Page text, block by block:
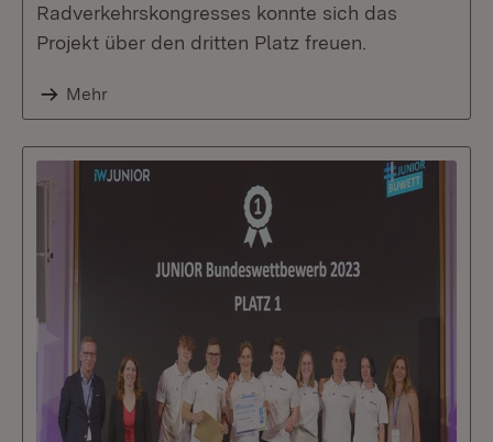
Radverkehrskongresses konnte sich das
Projekt über den dritten Platz freuen.
Mehr